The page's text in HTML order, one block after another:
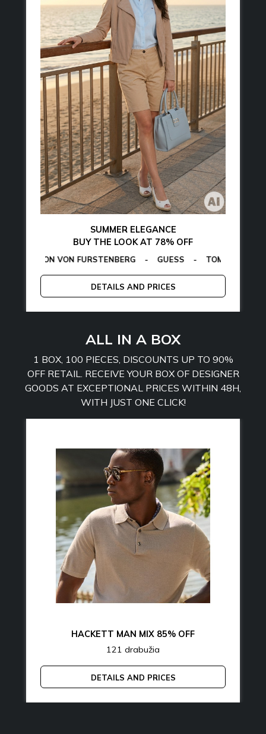
LAMARTHE - MANGANO
SUMMER ELEGANCE
BUY THE LOOK AT 78% OFF
VON FURSTENBERG - GUESS - TOMMY HILFIGER
DETAILS AND PRICES
ALL IN A BOX
1 BOX, 100 PIECES, DISCOUNTS UP TO 90%
OFF RETAIL. RECEIVE YOUR BOX OF DESIGNER
GOODS AT EXCEPTIONAL PRICES WITHIN 48H,
WITH JUST ONE CLICK!
HACKETT MAN MIX 85% OFF
121 drabužia
DETAILS AND PRICES